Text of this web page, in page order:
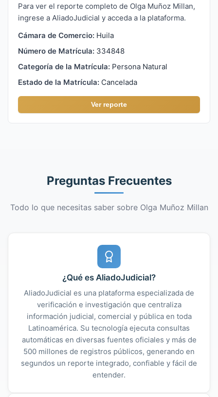
Para ver el reporte completo de Olga Muñoz Millan,
ingrese a AliadoJudicial y acceda a la plataforma.
Cámara de Comercio: Huila
Número de Matrícula: 334848
Categoría de la Matrícula: Persona Natural
Estado de la Matrícula: Cancelada
Ver reporte
Preguntas Frecuentes
Todo lo que necesitas saber sobre Olga Muñoz Millan
¿Qué es AliadoJudicial?
AliadoJudicial es una plataforma especializada de
verificación e investigación que centraliza
información judicial, comercial y pública en toda
Latinoamérica. Su tecnología ejecuta consultas
automáticas en diversas fuentes oficiales y más de
500 millones de registros públicos, generando en
segundos un reporte integrado, confiable y fácil de
entender.